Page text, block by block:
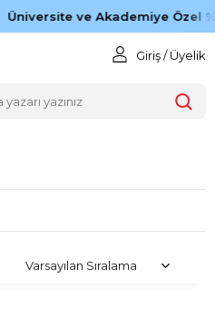
Üniversite ve Akademiye Özel
Giriş / Üyelik